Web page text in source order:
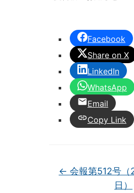
Facebook
Share on X
LinkedIn
WhatsApp
Email
Copy Link
← 会報第512号
日）